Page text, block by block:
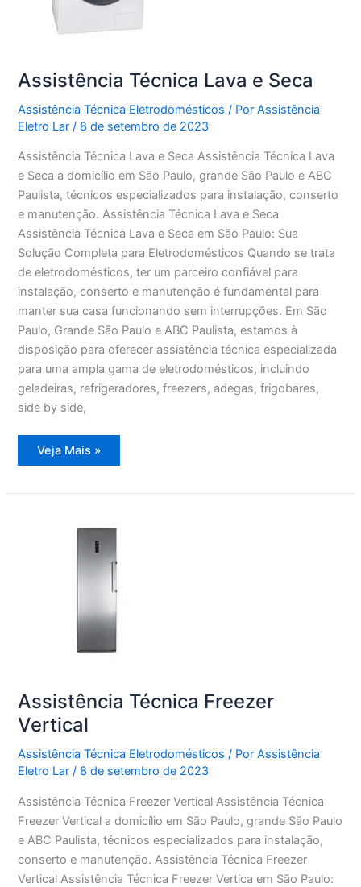
Assistência Técnica Lava e Seca
Assistência Técnica Eletrodomésticos / PorAssistência
Eletro Lar / 8 de setembro de 2023
Assistência Técnica Lava e Seca Assistência Técnica Lava
e Seca a domicílio em São Paulo, grande São Paulo e ABC
Paulista, técnicos especializados para instalação, conserto
e manutenção. Assistência Técnica Lava e Seca
Assistência Técnica Lava e Seca em São Paulo: Sua
Solução Completa para Eletrodomésticos Quando se trata
de eletrodomésticos, ter um parceiro confiável para
instalação, conserto e manutenção é fundamental para
manter sua casa funcionando sem interrupções. Em São
Paulo, Grande São Paulo e ABC Paulista, estamos à
disposição para oferecer assistência técnica especializada
para uma ampla gama de eletrodomésticos, incluindo
geladeiras, refrigeradores, freezers, adegas, frigobares,
side by side,
Assistência
Técnica
Seca
Veja Mais »
Assistência Técnica Freezer
Vertical
Assistência Técnica Eletrodomésticos / PorAssistência
Eletro Lar/ 8 de setembro de 2023
Assistência Técnica Freezer Vertical Assistência Técnica
Freezer Vertical a domicílio em São Paulo, grande São Paulo
e ABC Paulista, técnicos especializados para instalação,
conserto e manutenção. Assistência Técnica Freezer
Vertical Assistência Técnica Freezer Vertica em São Paulo: